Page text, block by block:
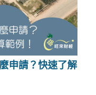
申請？快速了解